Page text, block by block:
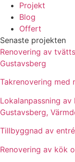
Projekt
Blog
Offert
Senaste projekten
Renovering av
Gustavsberg
Takrenovering med
Lokalanpassning
Gustavsberg,
Tillbyggnad av
Renovering av kök